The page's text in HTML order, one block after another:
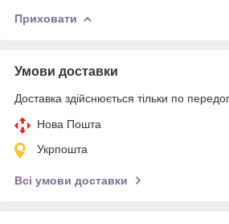
Приховати
Умови доставки
Доставка здійснюється тільки по
Нова Пошта
Укрпошта
Всі умови доставки